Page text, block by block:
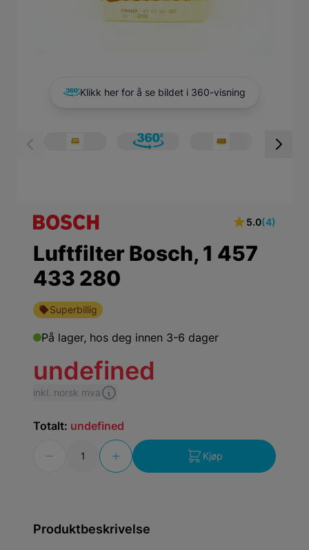
Klikk her for å se bildet i 360-visning
View larger image
View larger image
View larger
5.0(4)
Luftfilter Bosch, 1 457
433 280
Superbillig
På lager, hos deg innen 3-6 dager
Totalt: undefined
Kjøp
undefined
inkl. norsk mva
Produktbeskrivelse